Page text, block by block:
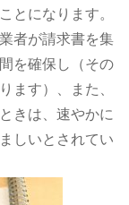
とになります。
者が請求書を集
を確保し（その
ます）、また、
きは、速やかに
しいとされてい